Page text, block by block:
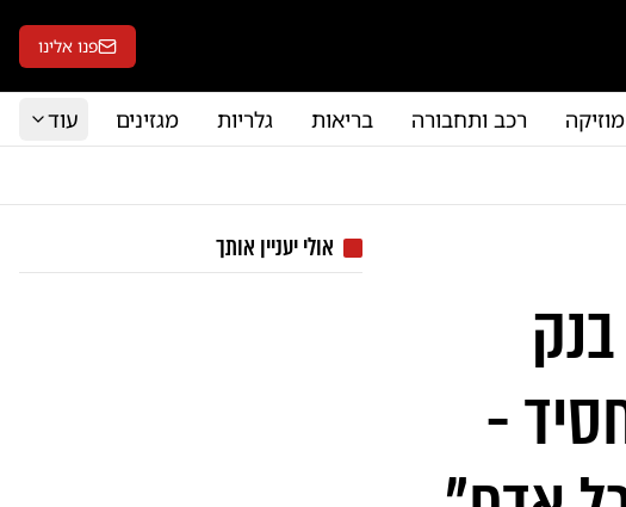
פנו אלינו
מוזיקה רכב ותחבורה בריאות גלריות מגזינים עוד
-
אולי יעניין אותך